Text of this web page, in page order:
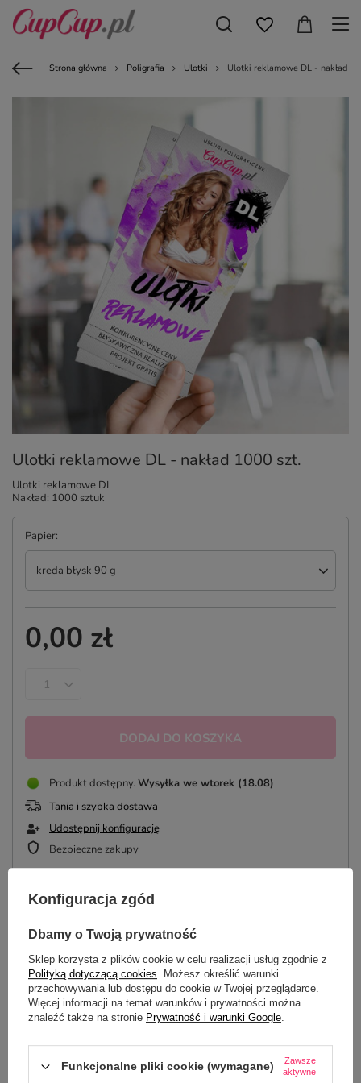
Strona główna Poligrafia Ulotki Ulotki reklamowe DL - nakład
Ulotki reklamowe DL - nakład 1000 szt.
Ulotki reklamowe DL
Nakład: 1000 sztuk
Papier
kreda błysk 90 g
0,00 zł
DODAJ DO KOSZYKA
Produkt dostępny Wysyłka we wtorek (18.08)
Tania i szybka dostawa
Udostępnij konfigurację
Bezpieczne zakupy
OPIS
SZCZEGÓŁOWE DANE
DO POBRANIA
OPINIE (0)
Konfiguracja zgód
Dbamy o Twoją prywatność
Sklep korzysta z plików cookie w celu realizacji usług zgodnie z
Polityką dotyczącą cookies. Możesz określić warunki
przechowywania lub dostępu do cookie w Twojej przeglądarce.
Więcej informacji na temat warunków i prywatności można
znaleźć także na stronie Prywatność i warunki Google.
Funkcjonalne pliki cookie (wymagane)
Zawsze
aktywne